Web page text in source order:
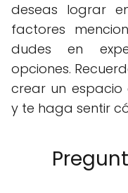
deseas lograr
factores
dudes en
opciones.
crear un espacio
y te haga sentir